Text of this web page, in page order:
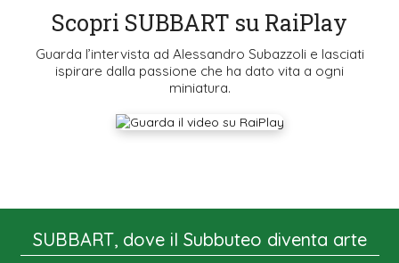
Scopri SUBBART su RaiPlay
Guarda l’intervista ad Alessandro Subazzoli e lasciati
ispirare dalla passione che ha dato vita a ogni
miniatura.
SUBBART, dove il Subbuteo diventa arte